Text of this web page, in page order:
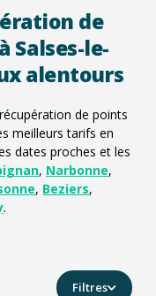
de
Salses-le-
alentours
de points
meilleurs tarifs en
dates proches et les
, Narbonne,
, Beziers,
.
Filtres